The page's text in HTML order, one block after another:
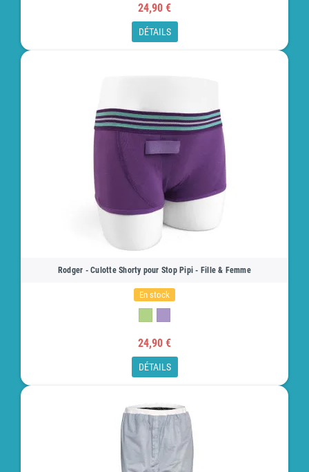
24,90 €
DÉTAILS
Rodger - Culotte Shorty pour Stop Pipi - Fille & Femme
En stock
24,90 €
DÉTAILS